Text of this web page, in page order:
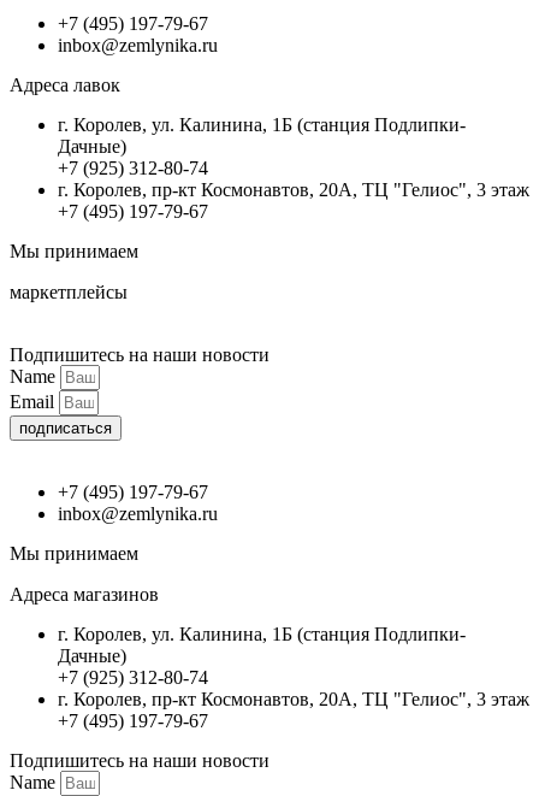
+7 (495) 197-79-67
inbox@zemlynika.ru
Адреса лавок
г. Королев, ул. Калинина, 1Б (станция Подлипки-
Дачные)
+7 (925) 312-80-74
г. Королев, пр-кт Космонавтов, 20А, ТЦ "Гелиос", 3 этаж
+7 (495) 197-79-67
Мы принимаем
маркетплейсы
Подпишитесь на наши новости
Name
Email
подписаться
+7 (495) 197-79-67
inbox@zemlynika.ru
Мы принимаем
Адреса магазинов
г. Королев, ул. Калинина, 1Б (станция Подлипки-
Дачные)
+7 (925) 312-80-74
г. Королев, пр-кт Космонавтов, 20А, ТЦ "Гелиос", 3 этаж
+7 (495) 197-79-67
Подпишитесь на наши новости
Name